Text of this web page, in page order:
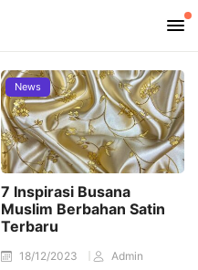
News
7 Inspirasi Busana
Muslim Berbahan Satin
Terbaru
18/12/2023
Admin